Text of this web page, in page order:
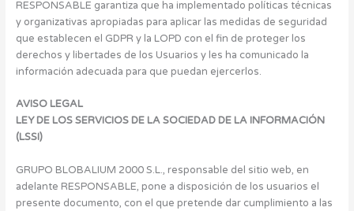
RESPONSABLE garantiza que ha implementado políticas técnicas
y organizativas apropiadas para aplicar las medidas de seguridad
que establecen el GDPR y la LOPD con el fin de proteger los
derechos y libertades de los Usuarios y les ha comunicado la
información adecuada para que puedan ejercerlos.
AVISO LEGAL
LEY DE LOS SERVICIOS DE LA SOCIEDAD DE LA INFORMACIÓN
(LSSI)
GRUPO BLOBALIUM 2000 S.L., responsable del sitio web, en
adelante RESPONSABLE, pone a disposición de los usuarios el
presente documento, con el que pretende dar cumplimiento a las